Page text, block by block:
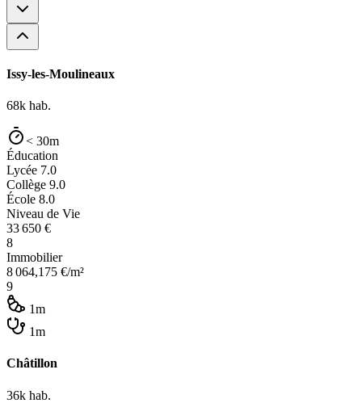
Issy-les-Moulineaux
68k hab.
< 30m
Éducation
Lycée 7.0
Collège 9.0
École 8.0
Niveau de Vie
33 650 €
8
Immobilier
8 064,175 €/m²
9
1m
1m
Châtillon
36k hab.